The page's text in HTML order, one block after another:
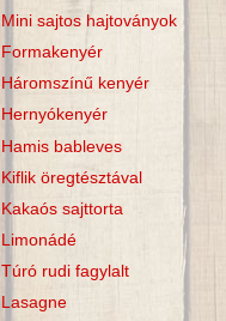
Mini sajtos hajtoványok
Formakenyér
Háromszínű kenyér
Hernyókenyér
Hamis bableves
Kiflik öregtésztával
Kakaós sajttorta
Limonádé
Túró rudi fagylalt
Lasagne